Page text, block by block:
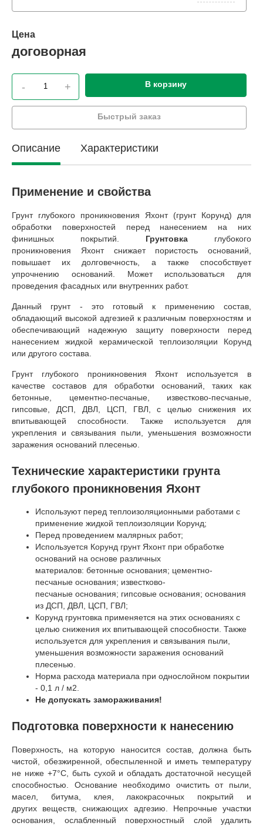
Цена
договорная
- + В корзину
Быстрый заказ
Описание Характеристики
Применение и свойства
Грунт глубокого проникновения Яхонт (грунт Корунд) для
обработки поверхностей перед нанесением на них
финишных покрытий. Грунтовка глубокого
проникновения Яхонт снижает пористость оснований,
повышает их долговечность, а также способствует
упрочнению оснований. Может использоваться для
проведения фасадных или внутренних работ.
Данный грунт - это готовый к применению состав,
обладающий высокой адгезией к различным поверхностям и
обеспечивающий надежную защиту поверхности перед
нанесением жидкой керамической теплоизоляции Корунд
или другого состава.
Грунт глубокого проникновения Яхонт используется в
качестве составов для обработки оснований, таких как
бетонные, цементно-песчаные, известково-песчаные,
гипсовые, ДСП, ДВЛ, ЦСП, ГВЛ, с целью снижения их
впитывающей способности. Также используется для
укрепления и связывания пыли, уменьшения возможности
заражения оснований плесенью.
Технические характеристики грунта
глубокого проникновения Яхонт
Используют перед теплоизоляционными работами с
применение жидкой теплоизоляции Корунд;
Перед проведением малярных работ;
Используется Корунд грунт Яхонт при обработке
оснований на основе различных
материалов: бетонные основания; цементно-
песчаные основания; известково-
песчаные основания; гипсовые основания; основания
из ДСП, ДВЛ, ЦСП, ГВЛ;
Корунд грунтовка применяется на этих основаниях с
целью снижения их впитывающей способности. Также
используется для укрепления и связывания пыли,
уменьшения возможности заражения оснований
плесенью.
Норма расхода материала при однослойном покрытии
- 0,1 л / м2.
Не допускать замораживания!
Подготовка поверхности к нанесению
Поверхность, на которую наносится состав, должна быть
чистой, обезжиренной, обеспыленной и иметь температуру
не ниже +7°С, быть сухой и обладать достаточной несущей
способностью. Основание необходимо очистить от пыли,
масел, битума, клея, лакокрасочных покрытий и
других веществ, снижающих адгезию. Непрочные участки
основания, ослабленный поверхностный слой удалить